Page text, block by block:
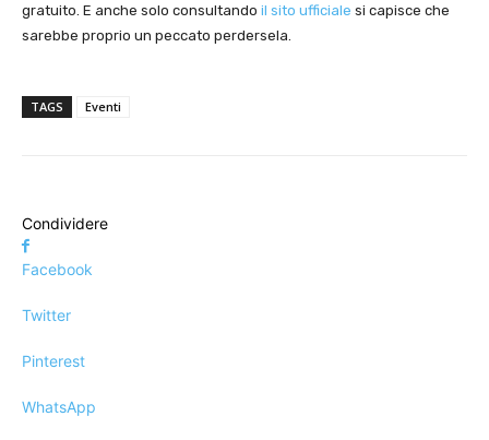
gratuito. E anche solo consultando il sito ufficiale si capisce che
sarebbe proprio un peccato perdersela.
TAGS Eventi
Condividere
Facebook
Twitter
Pinterest
WhatsApp